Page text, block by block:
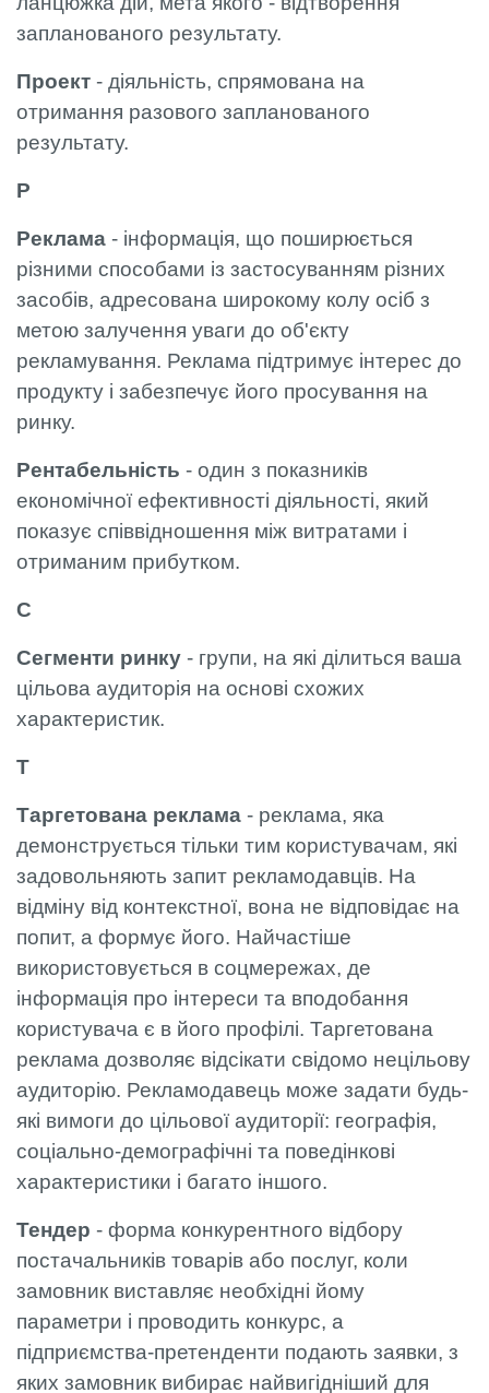
запланованого результату.
Проект - діяльність, спрямована на
отримання разового запланованого
результату.
Р
Реклама - інформація, що поширюється
різними способами із застосуванням різних
засобів, адресована широкому колу осіб з
метою залучення уваги до об'єкту
рекламування. Реклама підтримує інтерес до
продукту і забезпечує його просування на
ринку.
Рентабельність - один з показників
економічної ефективності діяльності, який
показує співвідношення між витратами і
отриманим прибутком.
С
Сегменти ринку - групи, на які ділиться ваша
цільова аудиторія на основі схожих
характеристик.
Т
Таргетована реклама - реклама, яка
демонструється тільки тим користувачам, які
задовольняють запит рекламодавців. На
відміну від контекстної, вона не відповідає на
попит, а формує його. Найчастіше
використовується в соцмережах, де
інформація про інтереси та вподобання
користувача є в його профілі. Таргетована
реклама дозволяє відсікати свідомо нецільову
аудиторію. Рекламодавець може задати будь-
які вимоги до цільової аудиторії: географія,
соціально-демографічні та поведінкові
характеристики і багато іншого.
Тендер - форма конкурентного відбору
постачальників товарів або послуг, коли
замовник виставляє необхідні йому
параметри і проводить конкурс, а
підприємства-претенденти подають заявки, з
яких замовник вибирає найвигідніший для